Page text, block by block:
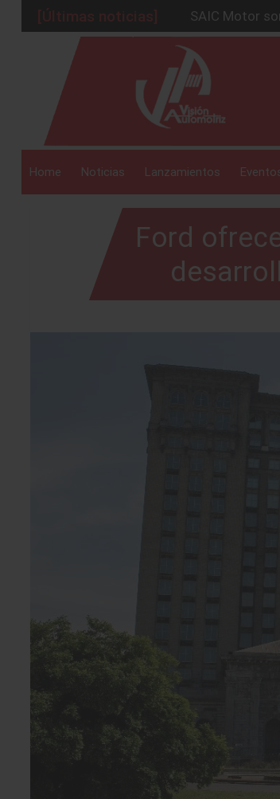
[Últimas noticias]
BMW Group
La Nissan
Kia lanza en
GAC sacude
Home Noticias Lanzamientos
Ford